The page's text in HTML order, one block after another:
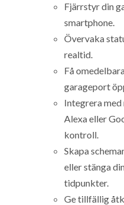
Fjärrstyr din
smartphone.
Övervaka
realtid.
Få
garageport
Integrera
Alexa eller
kontroll.
Skapa
eller stänga
tidpunkter.
Ge tillfällig